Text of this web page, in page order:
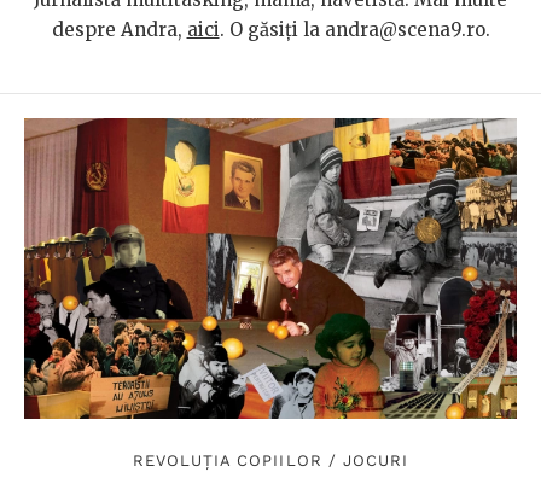
despre Andra, aici. O găsiți la andra@scena9.ro.
REVOLUȚIA COPIILOR / JOCURI